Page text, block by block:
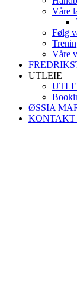
Våre
Følg
Våre
UTLEIE
ØSSIA
KONTAKT